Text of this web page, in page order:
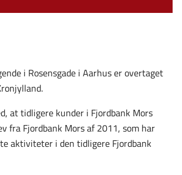
i Rosensgade i Aarhus er overtaget
at tidligere kunder i Fjordbank Mors
fra Fjordbank Mors af 2011, som har
aktiviteter i den tidligere Fjordbank